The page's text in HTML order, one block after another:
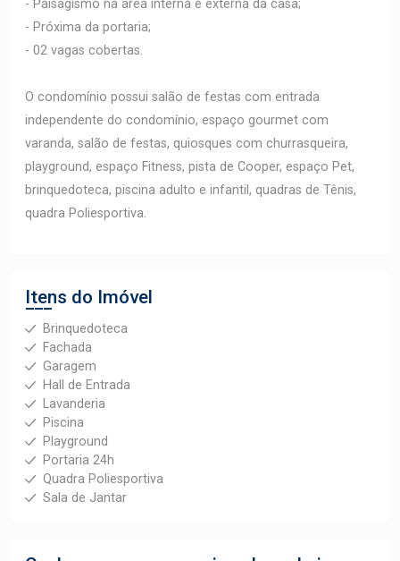
- Paisagismo na área interna e externa da casa;
- Próxima da portaria;
- 02 vagas cobertas.
O condomínio possui salão de festas com entrada
independente do condomínio, espaço gourmet com
varanda, salão de festas, quiosques com churrasqueira,
playground, espaço Fitness, pista de Cooper, espaço Pet,
brinquedoteca, piscina adulto e infantil, quadras de Tênis,
quadra Poliesportiva.
Itens do Imóvel
Brinquedoteca
Fachada
Garagem
Hall de Entrada
Lavanderia
Piscina
Playground
Portaria 24h
Quadra Poliesportiva
Sala de Jantar